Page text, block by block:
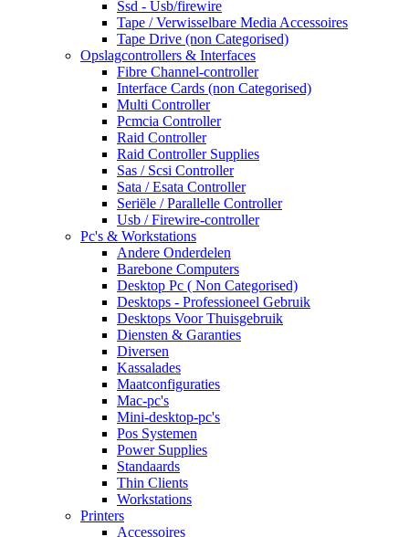
Ssd - Usb/firewire
Tape / Verwisselbare Media Accessoires
Tape Drive (non Categorised)
Opslagcontrollers & Interfaces
Fibre Channel-controller
Interface Cards (non Categorised)
Multi Controller
Pcmcia Controller
Raid Controller
Raid Controller Supplies
Sas / Scsi Controller
Sata / Esata Controller
Seriële / Parallelle Controller
Usb / Firewire-controller
Pc's & Workstations
Andere Onderdelen
Barebone Computers
Desktop Pc ( Non Categorised)
Desktops - Professioneel Gebruik
Desktops Voor Thuisgebruik
Diensten & Garanties
Diversen
Kassalades
Maatconfiguraties
Mac-pc's
Mini-desktop-pc's
Pos Systemen
Power Supplies
Standaards
Thin Clients
Workstations
Printers
Accessoires